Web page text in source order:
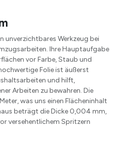
unverzichtbares Werkzeug bei
Ihre Hauptaufgabe
vor Farbe, Staub und
Folie ist äußerst
und hilft,
Arbeiten zu bewahren. Die
was uns einen Flächeninhalt
beträgt die Dicke 0,004 mm,
versehentlichem Spritzern